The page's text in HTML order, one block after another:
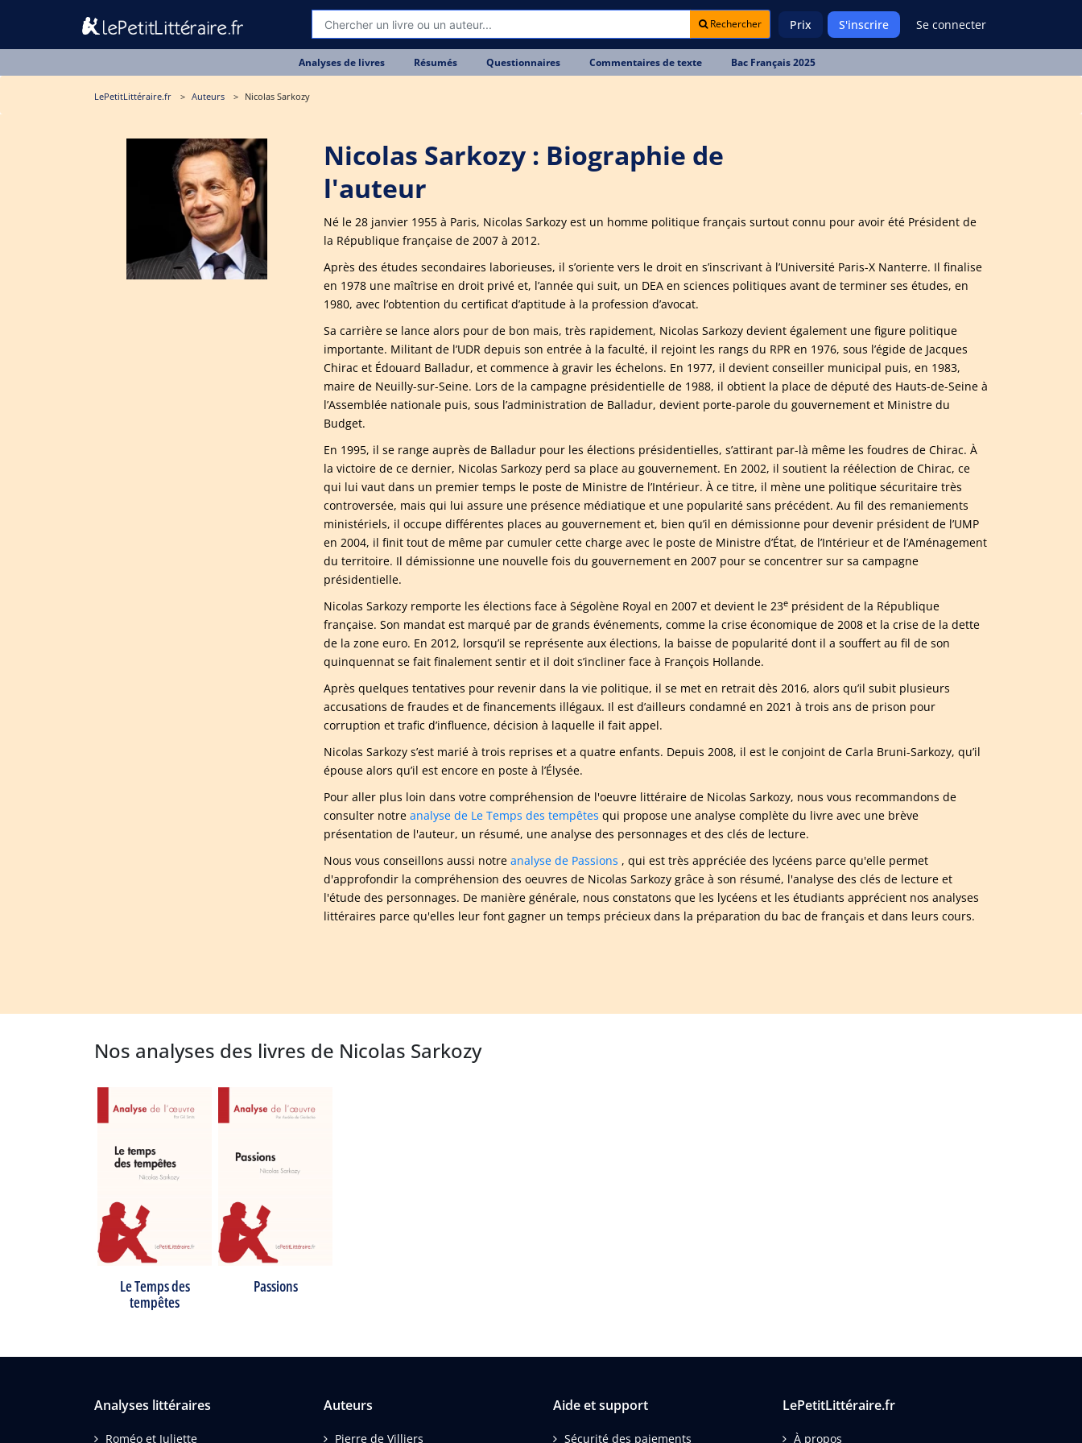
Rechercher Prix S'inscrire Se connecter
Analyses de livres Résumés Questionnaires Commentaires de texte Bac Français 2025
LePetitLittéraire.fr Auteurs Nicolas Sarkozy
Nicolas Sarkozy : Biographie de
l'auteur
Né le 28 janvier 1955 à Paris, Nicolas Sarkozy est un homme politique français surtout connu pour avoir été Président de
la République française de 2007 à 2012.
Après des études secondaires laborieuses, il s’oriente vers le droit en s’inscrivant à l’Université Paris-X Nanterre. Il finalise
en 1978 une maîtrise en droit privé et, l’année qui suit, un DEA en sciences politiques avant de terminer ses études, en
1980, avec l’obtention du certificat d’aptitude à la profession d’avocat.
Sa carrière se lance alors pour de bon mais, très rapidement, Nicolas Sarkozy devient également une figure politique
importante. Militant de l’UDR depuis son entrée à la faculté, il rejoint les rangs du RPR en 1976, sous l’égide de Jacques
Chirac et Édouard Balladur, et commence à gravir les échelons. En 1977, il devient conseiller municipal puis, en 1983,
maire de Neuilly-sur-Seine. Lors de la campagne présidentielle de 1988, il obtient la place de député des Hauts-de-Seine à
l’Assemblée nationale puis, sous l’administration de Balladur, devient porte-parole du gouvernement et Ministre du
Budget.
En 1995, il se range auprès de Balladur pour les élections présidentielles, s’attirant par-là même les foudres de Chirac. À
la victoire de ce dernier, Nicolas Sarkozy perd sa place au gouvernement. En 2002, il soutient la réélection de Chirac, ce
qui lui vaut dans un premier temps le poste de Ministre de l’Intérieur. À ce titre, il mène une politique sécuritaire très
controversée, mais qui lui assure une présence médiatique et une popularité sans précédent. Au fil des remaniements
ministériels, il occupe différentes places au gouvernement et, bien qu’il en démissionne pour devenir président de l’UMP
en 2004, il finit tout de même par cumuler cette charge avec le poste de Ministre d’État, de l’Intérieur et de l’Aménagement
du territoire. Il démissionne une nouvelle fois du gouvernement en 2007 pour se concentrer sur sa campagne
présidentielle.
Nicolas Sarkozy remporte les élections face à Ségolène Royal en 2007 et devient le 23e président de la République
française. Son mandat est marqué par de grands événements, comme la crise économique de 2008 et la crise de la dette
de la zone euro. En 2012, lorsqu’il se représente aux élections, la baisse de popularité dont il a souffert au fil de son
quinquennat se fait finalement sentir et il doit s’incliner face à François Hollande.
Après quelques tentatives pour revenir dans la vie politique, il se met en retrait dès 2016, alors qu’il subit plusieurs
accusations de fraudes et de financements illégaux. Il est d’ailleurs condamné en 2021 à trois ans de prison pour
corruption et trafic d’influence, décision à laquelle il fait appel.
Nicolas Sarkozy s’est marié à trois reprises et a quatre enfants. Depuis 2008, il est le conjoint de Carla Bruni-Sarkozy, qu’il
épouse alors qu’il est encore en poste à l’Élysée.
Pour aller plus loin dans votre compréhension de l'oeuvre littéraire de Nicolas Sarkozy, nous vous recommandons de
consulter notre analyse de Le Temps des tempêtes qui propose une analyse complète du livre avec une brève
présentation de l'auteur, un résumé, une analyse des personnages et des clés de lecture.
Nous vous conseillons aussi notre analyse de Passions , qui est très appréciée des lycéens parce qu'elle permet
d'approfondir la compréhension des oeuvres de Nicolas Sarkozy grâce à son résumé, l'analyse des clés de lecture et
l'étude des personnages. De manière générale, nous constatons que les lycéens et les étudiants apprécient nos analyses
littéraires parce qu'elles leur font gagner un temps précieux dans la préparation du bac de français et dans leurs cours.
Nos analyses des livres de Nicolas Sarkozy
Le Temps des
tempêtes
Passions
Analyses littéraires
Roméo et Juliette
Auteurs
Pierre de Villiers
Aide et support
Sécurité des paiements
LePetitLittéraire.fr
À propos